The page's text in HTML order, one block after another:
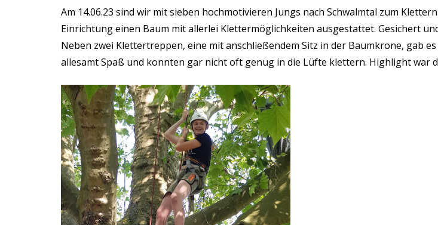
Am 14.06.23 sind wir mit sieben hochmotivieren Jungs nach Schwalmtal zum
Einrichtung einen Baum mit allerlei Klettermöglichkeiten ausgestattet. Gesichert
Neben zwei Klettertreppen, eine mit anschließendem Sitz in der Baumkrone, gab
allesamt Spaß und konnten gar nicht oft genug in die Lüfte klettern. Highlight war